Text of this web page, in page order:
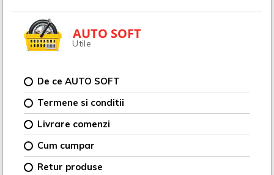
AUTO SOFT
Utile
De ce AUTO SOFT
Termene si conditii
Livrare comenzi
Cum cumpar
Retur produse